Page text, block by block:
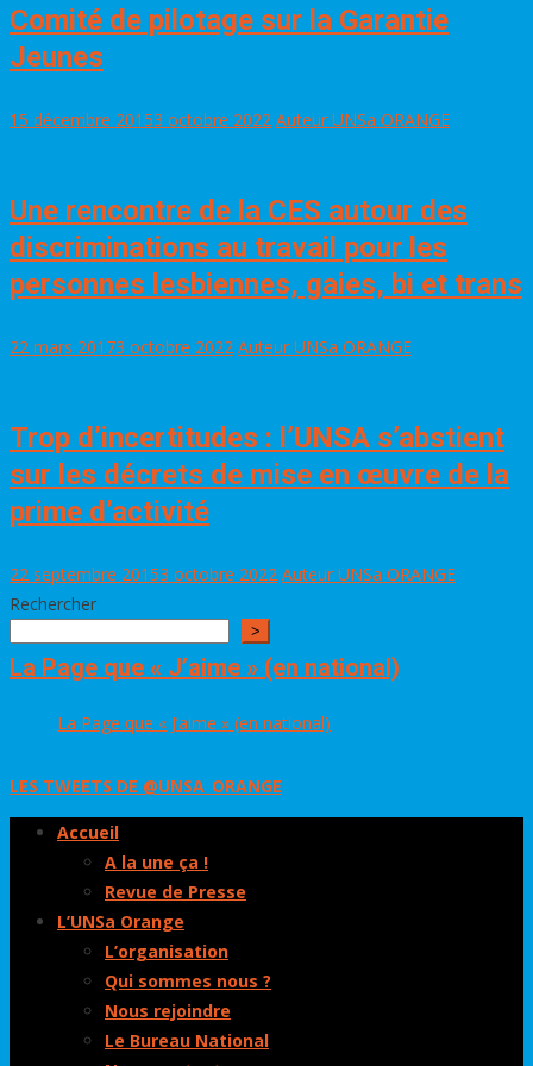
Comité de pilotage sur la Garantie
Jeunes
15 décembre 20153 octobre 2022 Auteur UNSa ORANGE
Une rencontre de la CES autour des
discriminations au travail pour les
personnes lesbiennes, gaies, bi et trans
22 mars 20173 octobre 2022 Auteur UNSa ORANGE
Trop d’incertitudes : l’UNSA s’abstient
sur les décrets de mise en œuvre de la
prime d’activité
22 septembre 20153 octobre 2022 Auteur UNSa ORANGE
Rechercher
>
La Page que « J’aime » (en national)
La Page que « J’aime » (en national)
LES TWEETS DE @UNSA_ORANGE
Accueil
A la une ça !
Revue de Presse
L’UNSa Orange
L’organisation
Qui sommes nous ?
Nous rejoindre
Le Bureau National